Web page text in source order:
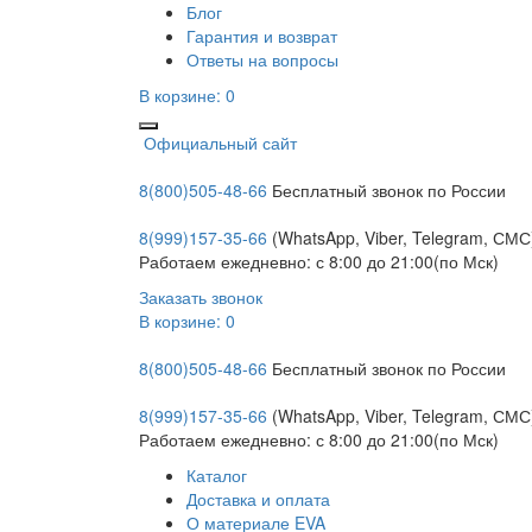
Блог
Гарантия и возврат
Ответы на вопросы
В корзине: 0
Официальный сайт
8(800)505-48-66 Бесплатный звонок по России
8(999)157-35-66 (WhatsApp, Viber, Telegram,
Работаем ежедневно: с 8:00 до 21:00(по Мск)
Заказать звонок
В корзине: 0
8(800)505-48-66 Бесплатный звонок по России
8(999)157-35-66 (WhatsApp, Viber, Telegram,
Работаем ежедневно: с 8:00 до 21:00(по Мск)
Каталог
Доставка и оплата
О материале EVA